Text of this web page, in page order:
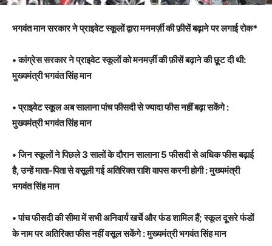
भगवंत मान सरकार ने प्राइवेट स्कूलों द्वारा मनमर्ज़ी की फ़ीसें बढ़ाने पर लगाई रोक*
• कांग्रेस सरकार ने प्राइवेट स्कूलों को मनमर्ज़ी की फ़ीसें बढ़ाने की छूट दी थी:
मुख्यमंत्री भगवंत सिंह मान
• प्राइवेट स्कूल अब सालाना पांच फीसदी से ज्यादा फीस नहीं बढ़ा सकेंगे :
मुख्यमंत्री भगवंत सिंह मान
• जिन स्कूलों ने पिछले 3 सालों के दौरान सालाना 5 फीसदी से अधिक फीस बढ़ाई
है, उन्हें माता-पिता से वसूली गई अतिरिक्त राशि वापस करनी होगी : मुख्यमंत्री
भगवंत सिंह मान
• पांच फीसदी की सीमा में सभी अनिवार्य खर्चे और फंड शामिल हैं; स्कूल दूसरे फंडों
के नाम पर अतिरिक्त फीस नहीं वसूल सकेंगे : मुख्यमंत्री भगवंत सिंह मान